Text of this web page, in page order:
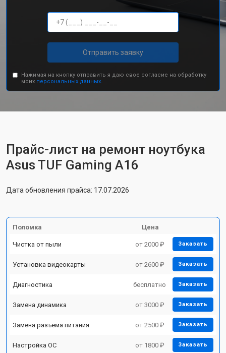
Отправить заявку
Нажимая на кнопку отправить я даю свое согласие на обработку
моих персональных данных.
Прайс-лист на ремонт ноутбука
Asus TUF Gaming A16
Дата обновления прайса: 17.07.2026
Поломка Цена
Чистка от пыли от 2000 ₽ Заказать
Установка видеокарты от 2600 ₽ Заказать
Диагностика бесплатно Заказать
Замена динамика от 3000 ₽ Заказать
Замена разъема питания от 2500 ₽ Заказать
Настройка ОС от 1800 ₽ Заказать